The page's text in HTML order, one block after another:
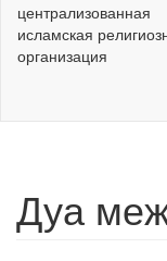
централизованная
исламская
организация
Дуа